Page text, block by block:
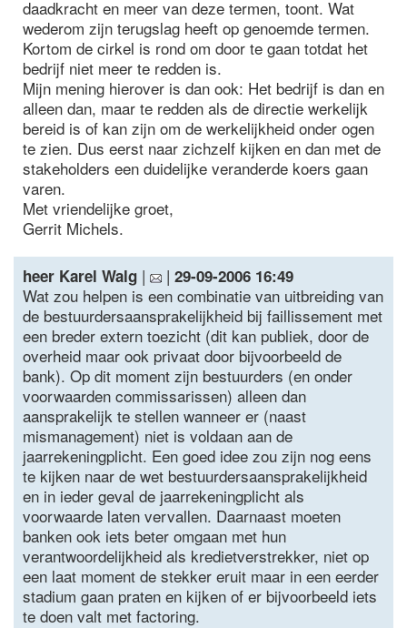
daadkracht en meer van deze termen, toont. Wat
wederom zijn terugslag heeft op genoemde termen.
Kortom de cirkel is rond om door te gaan totdat het
bedrijf niet meer te redden is.
Mijn mening hierover is dan ook: Het bedrijf is dan en
alleen dan, maar te redden als de directie werkelijk
bereid is of kan zijn om de werkelijkheid onder ogen
te zien. Dus eerst naar zichzelf kijken en dan met de
stakeholders een duidelijke veranderde koers gaan
varen.
Met vriendelijke groet,
Gerrit Michels.
heer Karel Walg | | 29-09-2006 16:49
Wat zou helpen is een combinatie van uitbreiding van
de bestuurdersaansprakelijkheid bij faillissement met
een breder extern toezicht (dit kan publiek, door de
overheid maar ook privaat door bijvoorbeeld de
bank). Op dit moment zijn bestuurders (en onder
voorwaarden commissarissen) alleen dan
aansprakelijk te stellen wanneer er (naast
mismanagement) niet is voldaan aan de
jaarrekeningplicht. Een goed idee zou zijn nog eens
te kijken naar de wet bestuurdersaansprakelijkheid
en in ieder geval de jaarrekeningplicht als
voorwaarde laten vervallen. Daarnaast moeten
banken ook iets beter omgaan met hun
verantwoordelijkheid als kredietverstrekker, niet op
een laat moment de stekker eruit maar in een eerder
stadium gaan praten en kijken of er bijvoorbeeld iets
te doen valt met factoring.